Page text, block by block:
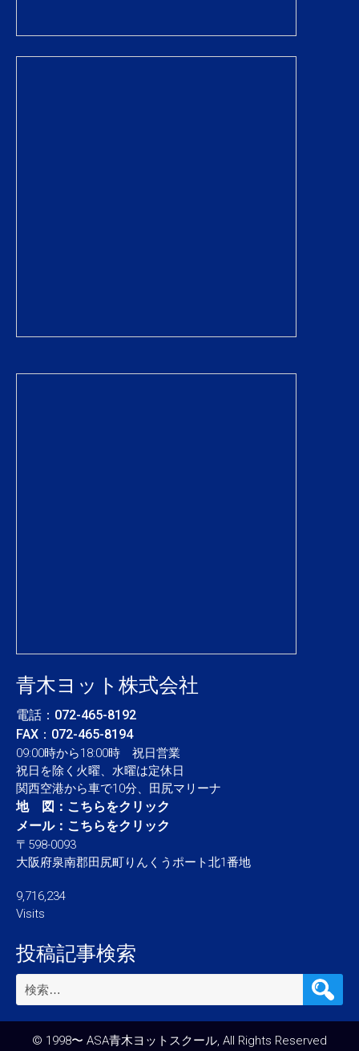
青木ヨット株式会社
電話： 072-465-8192
FAX：072-465-8194
09:00時から18:00時 祝日営業
祝日を除く火曜、水曜は定休日
関西空港から車で10分、田尻マリーナ
地 図： こちらをクリック
メール： こちらをクリック
〒598-0093
大阪府泉南郡田尻町りんくうポート北1番地
9,716,234
Visits
投稿記事検索
検
索:
© 1998〜 ASA青木ヨットスクール, All Rights Reserved